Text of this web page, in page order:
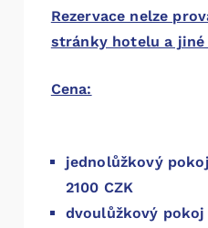
Rezervace nelze
stránky hotelu a jiné
Cena:
2100